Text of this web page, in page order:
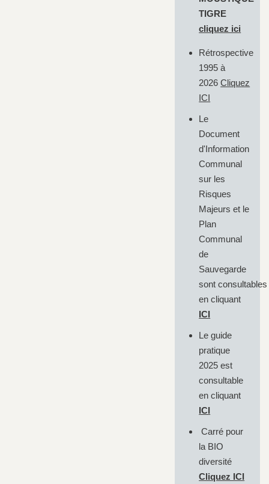
TIGRE
cliquez ici
Rétrospective
1995 à
2026Cliquez
ICI
Le
Document
d'Information
Communal
sur les
Risques
Majeurs et le
Plan
Communal
de
Sauvegarde
sont consultables
en cliquant
ICI
Le guide
pratique
2025 est
consultable
en cliquant
ICI
Carré pour
la BIO
diversité
Cliquez ICI